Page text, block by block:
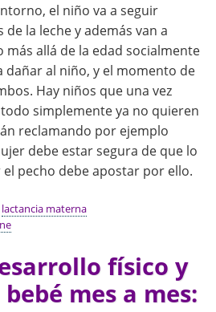
el niño va a seguir
la leche y además van a
allá de la edad socialmente
dañar al niño, y el momento de
Hay niños que una vez
simplemente ya no quieren
reclamando por ejemplo
debe estar segura de que lo
el pecho debe apostar por ello.
lactancia materna
físico y
mes a mes: